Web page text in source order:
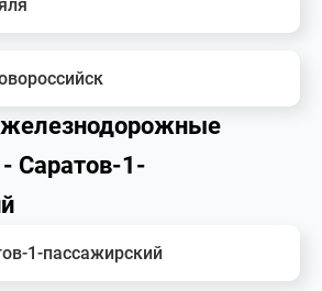
Саратов-1-
1-пассажирский